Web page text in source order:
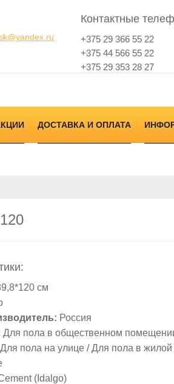
Контактные
+375 29 366 55 22
+375 44 566 55 22
+375 29 353 28 27
ДОСТАВКА И ОПЛАТА
см
Россия
Для пола в общественном
пола на улице / Для пола в жилой
(Idalgo)